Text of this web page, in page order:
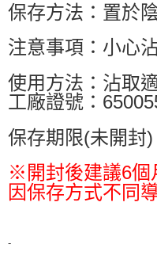
保存方法：置於
注意事項：小心
使用方法：沾取
工廠證號：
保存期限(未開封)
※開封後建議6個
因保存方式不同
-